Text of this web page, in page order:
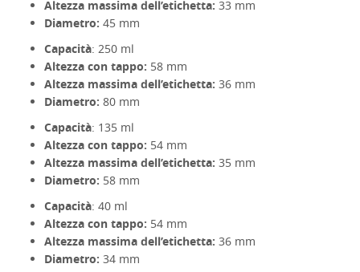
Altezza massima dell’etichetta: 33 mm
Diametro: 45 mm
Capacità: 250 ml
Altezza con tappo: 58 mm
Altezza massima dell’etichetta: 36 mm
Diametro: 80 mm
Capacità: 135 ml
Altezza con tappo: 54 mm
Altezza massima dell’etichetta: 35 mm
Diametro: 58 mm
Capacità: 40 ml
Altezza con tappo: 54 mm
Altezza massima dell’etichetta: 36 mm
Diametro: 34 mm